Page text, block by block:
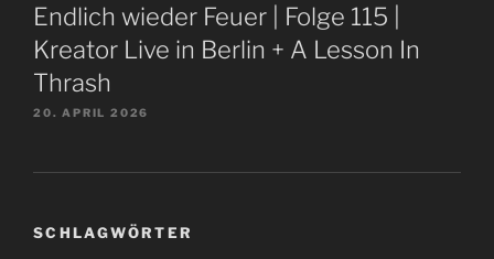
Endlich wieder Feuer | Folge 115 |
Kreator Live in Berlin + A Lesson In
Thrash
20. APRIL 2026
SCHLAGWÖRTER